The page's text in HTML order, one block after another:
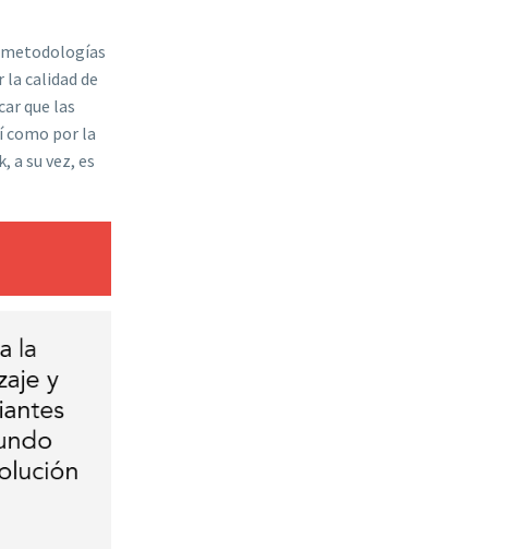
calidad de
que las
como por la
a su vez, es